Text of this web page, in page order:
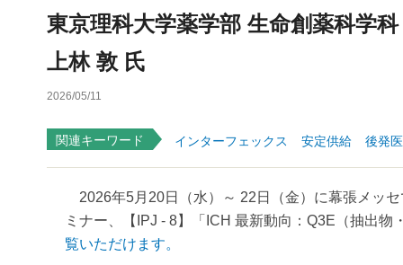
東京理科大学薬学部 生命創薬科学
上林 敦 氏
2026/05/11
関連キーワード インターフェックス 安定供給 後発
2026年5月20日（水）～ 22日（金）に幕張メッ
ミナー、【IPJ - 8】「ICH 最新動向：Q3E（抽出物
覧いただけます。